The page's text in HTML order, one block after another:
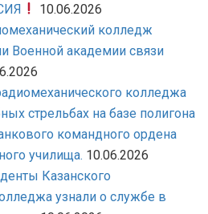
10.06.2026
колледж
Военной академии связи
колледжа
стрельбах на базе полигона
командного ордена
училища. 10.06.2026
Казанского
узнали о службе в